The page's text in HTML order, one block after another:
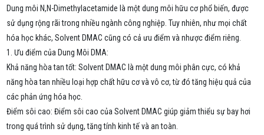
Dung môi N,N-Dimethylacetamide là một dung môi hữu cơ phổ biến, được
sử dụng rộng rãi trong nhiều ngành công nghiệp. Tuy nhiên, như mọi chất
hóa học khác, Solvent DMAC cũng có cả ưu điểm và nhược điểm riêng.
1. Ưu điểm của Dung Môi DMA:
Khả năng hòa tan tốt: Solvent DMAC là một dung môi phân cực, có khả
năng hòa tan nhiều loại hợp chất hữu cơ và vô cơ, từ đó tăng hiệu quả của
các phản ứng hóa học.
Điểm sôi cao: Điểm sôi cao của Solvent DMAC giúp giảm thiểu sự bay hơi
trong quá trình sử dụng, tăng tính kinh tế và an toàn.